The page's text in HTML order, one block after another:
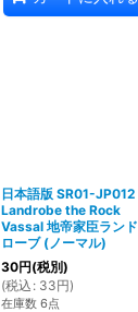
日本語版 SR01-JP012
Landrobe the Rock
Vassal 地帝家臣ランド
ローブ (ノーマル)
30円(税別)
(税込 : 33円)
在庫数 6点